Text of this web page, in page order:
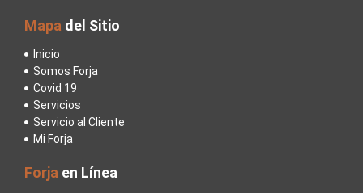
Mapa del Sitio
Inicio
Somos Forja
Covid 19
Servicios
Servicio al Cliente
Mi Forja
Forja en Línea